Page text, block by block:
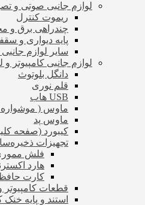
لوازم جانبی صوتی و
ریموت کنترل
چندراهی برق و
پایه دیواری و
سایر لوازم
لوازم جانبی کامپیوتر
دانگل بلوتوث
قلم نوری
USB هاب
ماوس (
ماوس پد
کیبورد (صفحه
تجهیزات
فلش
هارد
کارت
قطعات کامپیوتر
استند و پایه خنک